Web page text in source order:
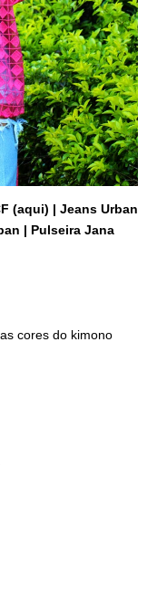
(aqui) | Jeans Urban
| Pulseira Jana
cores do kimono